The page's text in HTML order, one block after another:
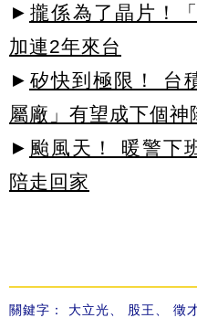
► 攏係為了晶片！
加連2年來台
► 矽快到極限！ 台
屬廠」有望成下個神
► 颱風天！ 暖警下
陪走回家
關鍵字： 大立光 股王 徵